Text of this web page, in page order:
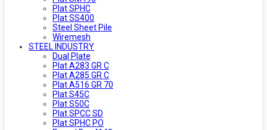
Plat SPHC
Plat SS400
Steel Sheet Pile
Wiremesh
STEEL INDUSTRY
Dual Plate
Plat A283 GR C
Plat A285 GR C
Plat A516 GR 70
Plat S45C
Plat S50C
Plat SPCC SD
Plat SPHC PO